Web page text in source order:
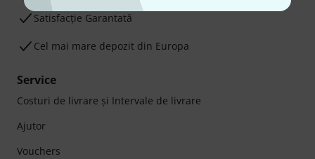
Satisfacție Garantată
Cel mai mare depozit din Europa
Service
Costuri de livrare şi Intervale de livrare
Ajutor
Vouchers